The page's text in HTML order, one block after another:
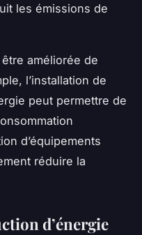
les émissions de
améliorée de
l’installation de
peut permettre de
d’équipements
réduire la
d’énergie